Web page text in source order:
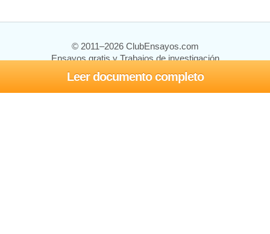
Leer documento completo
© 2011–2026 ClubEnsayos.com
Ensayos gratis y Trabajos de investigación